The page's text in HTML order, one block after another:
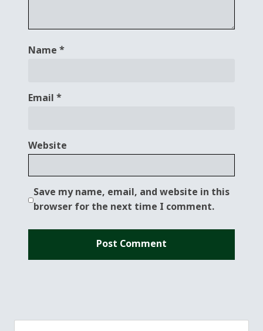
Name *
Email *
Website
Save my name, email, and website in this
browser for the next time I comment.